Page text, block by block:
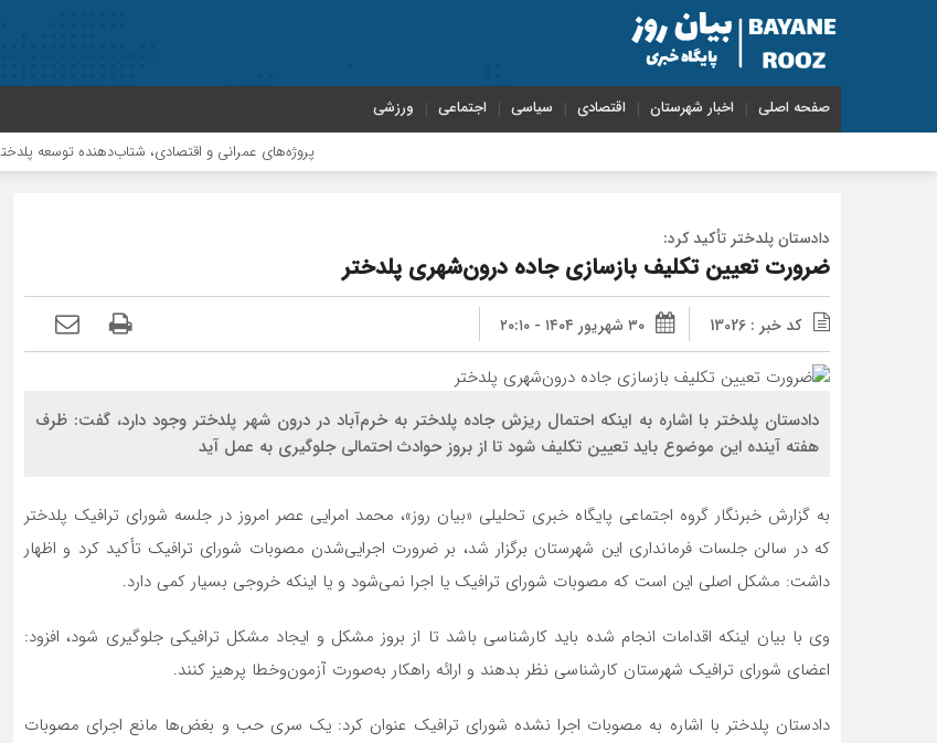
صفحه اصلی اخبار شهرستان اقتصادی سیاسی اجتماعی ورزشی
پروژه‌های عمرانی و اقتصادی، شتاب‌دهنده توسعه پلدختر هستند
دادستان پلدختر تأکید کرد:
ضرورت تعیین تکلیف بازسازی جاده درون‌شهری پلدختر
کد خبر : 13026 ۳۰ شهریور ۱۴۰۴ - ۲۰:۱۰
دادستان پلدختر با اشاره به اینکه احتمال ریزش جاده پلدختر به خرم‌آباد در درون شهر پلدختر وجود دارد، گفت: ظرف
هفته آینده این موضوع باید تعیین تکلیف شود تا از بروز حوادث احتمالی جلوگیری به عمل آید
به گزارش خبرنگار گروه اجتماعی پایگاه خبری تحلیلی «بیان روز»، محمد امرایی عصر امروز در جلسه شورای ترافیک پلدختر
که در سالن جلسات فرمانداری این شهرستان برگزار شد، بر ضرورت اجرایی‌شدن مصوبات شورای ترافیک تأکید کرد و اظهار
داشت: مشکل اصلی این است که مصوبات شورای ترافیک یا اجرا نمی‌شود و یا اینکه خروجی بسیار کمی دارد.
وی با بیان اینکه اقدامات انجام شده باید کارشناسی باشد تا از بروز مشکل و ایجاد مشکل ترافیکی جلوگیری شود، افزود:
اعضای شورای ترافیک شهرستان کارشناسی نظر بدهند و ارائه راهکار به‌صورت آزمون‌وخطا پرهیز کنند.
دادستان پلدختر با اشاره به مصوبات اجرا نشده شورای ترافیک عنوان کرد: یک سری حب و بغض‌ها مانع اجرای مصوبات